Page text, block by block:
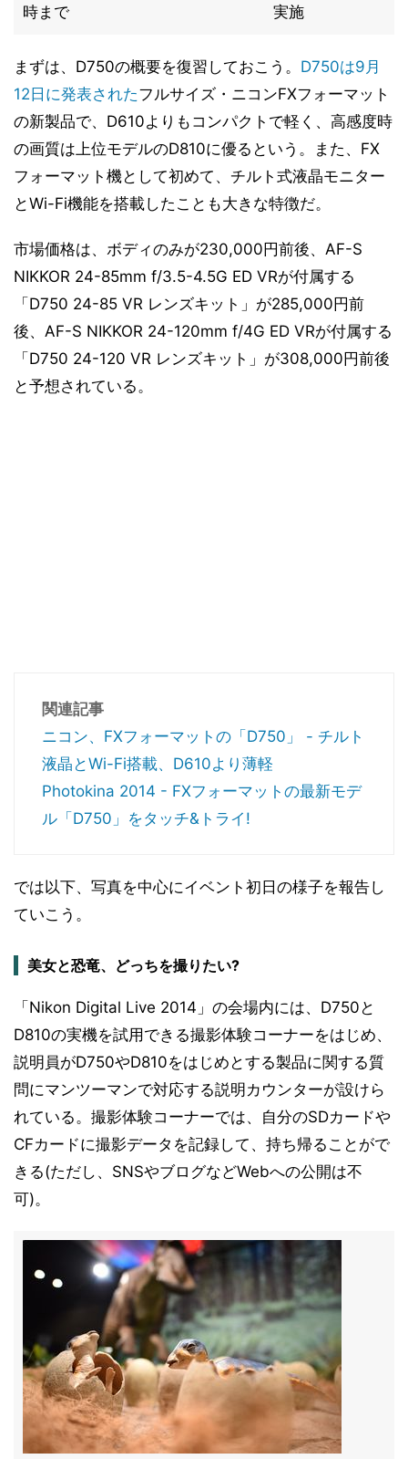
時まで
実施
まずは、D750の概要を復習しておこう。 D750は9月
12日に発表されたフルサイズ・ニコンFXフォーマット
の新製品で、D610よりもコンパクトで軽く、高感度時
の画質は上位モデルのD810に優るという。また、FX
フォーマット機として初めて、チルト式液晶モニター
とWi-Fi機能を搭載したことも大きな特徴だ。
市場価格は、ボディのみが230,000円前後、AF-S
NIKKOR 24-85mm f/3.5-4.5G ED VRが付属する
「D750 24-85 VR レンズキット」が285,000円前
後、AF-S NIKKOR 24-120mm f/4G ED VRが付属する
「D750 24-120 VR レンズキット」が308,000円前後
と予想されている。
関連記事
ニコン、FXフォーマットの「D750」 - チルト
液晶とWi-Fi搭載、D610より薄軽
Photokina 2014 - FXフォーマットの最新モデ
ル「D750」をタッチ&トライ!
では以下、写真を中心にイベント初日の様子を報告し
ていこう。
美女と恐竜、どっちを撮りたい?
「Nikon Digital Live 2014」の会場内には、D750と
D810の実機を試用できる撮影体験コーナーをはじめ、
説明員がD750やD810をはじめとする製品に関する質
問にマンツーマンで対応する説明カウンターが設けら
れている。撮影体験コーナーでは、自分のSDカードや
CFカードに撮影データを記録して、持ち帰ることがで
きる(ただし、SNSやブログなどWebへの公開は不
可)。